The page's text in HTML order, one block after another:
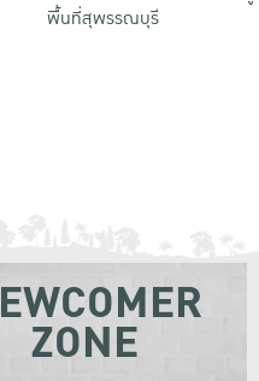
พื้นที่สุพรรณบุรี
ZONE